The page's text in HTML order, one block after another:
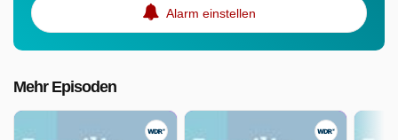
Alarm einstellen
Mehr Episoden